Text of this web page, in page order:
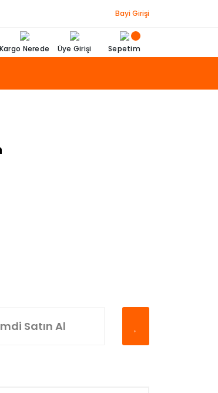
Bayi Girişi
Kargo Nerede Üye Girişi Sepetim
Satın Al